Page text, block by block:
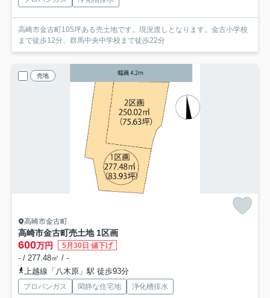
高崎市金古町105坪ある売土地です。現況渡しとなります。金古小学校
まで徒歩12分、群馬中央中学校まで徒歩22分
売地
高崎市金古町
高崎市金古町売土地 1区画
600万円 5月30日 値下げ
- / 277.48㎡ / -
上越線「八木原」駅 徒歩93分
プロパンガス 閑静な住宅地 浄化槽排水